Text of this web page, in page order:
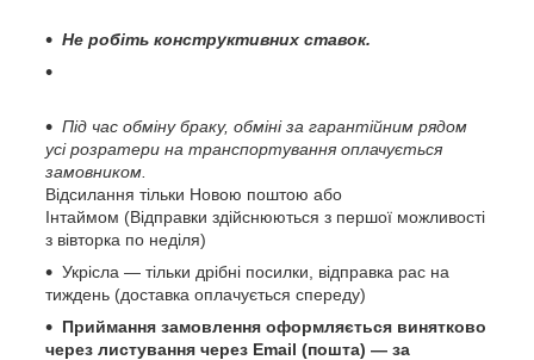
Не робіть конструктивних ставок.
Під час обміну браку, обміні за гарантійним рядом
усі розратери на транспортування оплачується
замовником.
Відсилання тільки Новою поштою або
Інтаймом (Відправки здійснюються з першої можливості
з вівторка по неділя)
Укрісла — тільки дрібні посилки, відправка рас на
тиждень (доставка оплачується спереду)
Приймання замовлення оформляється винятково
через листування через Email (пошта) — за